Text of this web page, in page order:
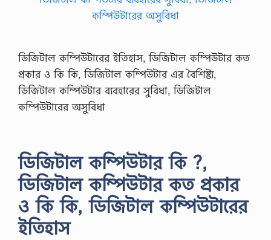
ডিজিটাল কম্পিউটারের ইতিহাস, ডিজিটাল কম্পিউটার কত
প্রকার ও কি কি, ডিজিটাল কম্পিউটার এর বৈশিষ্ট্য,
ডিজিটাল কম্পিউটার ব্যবহারের সুবিধা, ডিজিটাল
কম্পিউটারের অসুবিধা
ডিজিটাল কম্পিউটার কি ?,
ডিজিটাল কম্পিউটার কত প্রকার
ও কি কি, ডিজিটাল কম্পিউটারের
ইতিহাস